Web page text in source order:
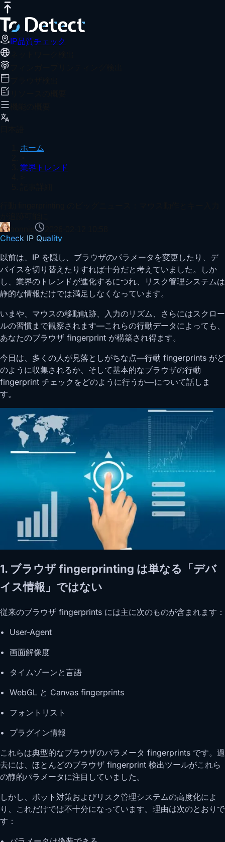
IP品質チェック
行動 fingerprinting のビッグニュース：
ToDetect は、マルチアカウント運用者がブラウザの行動
ホーム
おすすめ記事
IP品質チェック
ホーム
業界トレンド
Check IP Quality
以前は、IP を隠し、ブラウザのパラメータを変更したり、デ
バイスを切り替えたりすれば十分だと考えていました。しか
し、業界のトレンドが進化するにつれ、リスク管理システムは
静的な情報だけでは満足しなくなっています。
いまや、マウスの移動軌跡、入力のリズム、さらにはスクロー
ルの習慣まで観察されます—これらの行動データによっても、
あなたのブラウザ fingerprint が構築され得ます。
今日は、多くの人が見落としがちな点—行動 fingerprints がど
のように収集されるか、そして基本的なブラウザの行動
fingerprint チェックをどのように行うか—について話しま
す。
1. ブラウザ fingerprinting は単なる「デバ
イス情報」ではない
従来のブラウザ fingerprints には主に次のものが含まれます：
• User-Agent
• 画面解像度
• タイムゾーンと言語
• WebGL と Canvas fingerprints
• フォントリスト
• プラグイン情報
これらは典型的なブラウザのパラメータ fingerprints です。過
去には、ほとんどのブラウザ fingerprint 検出ツールがこれら
の静的パラメータに注目していました。
しかし、ボット対策およびリスク管理システムの高度化によ
り、これだけでは不十分になっています。理由は次のとおりで
す：